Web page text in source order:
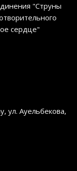
"Струны
сердце"
ул. Ауельбекова,